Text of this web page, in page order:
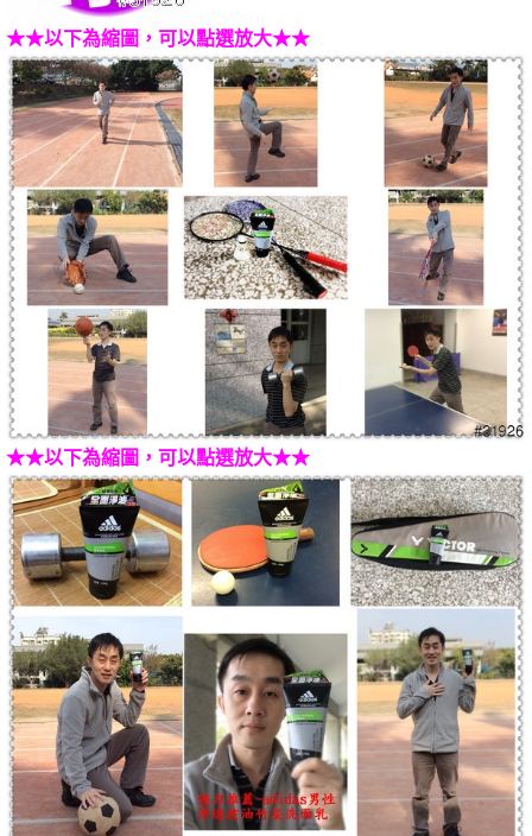
★★以下為縮圖，可以點選放大★★
★★以下為縮圖，可以點選放大★★